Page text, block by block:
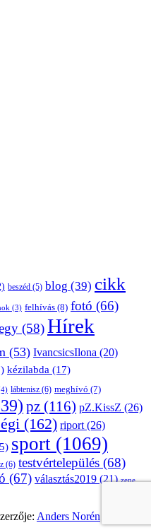
beszéd (5) blog (39) cikk
(3) felhívás (8) fotó (66)
(58)Hírek
(53) IvancsicsIlona (20)
kézilabda (17)
lábtenisz (6) meghívó (7)
pz (116) pZ.KissZ (26)
(162) riport(26)
sport (1069)
(6) testvértelepülés (68)
(67) választás2019 (21) zene
Anders Norén